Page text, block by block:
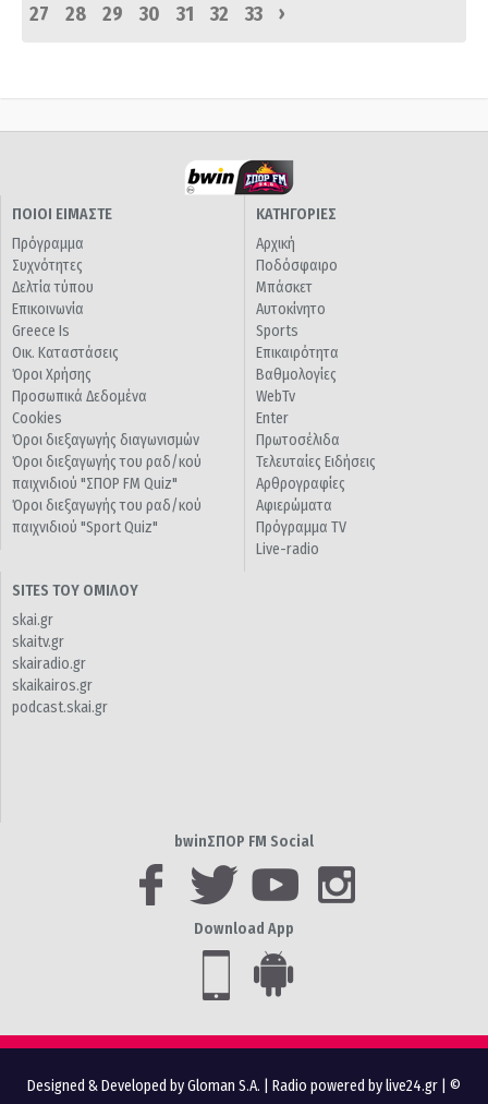
27
28 29 30 31 32 33 ›
ΠΟΙΟΙ ΕΙΜΑΣΤΕ
Πρόγραμμα
Συχνότητες
Δελτία τύπου
Επικοινωνία
Greece Is
Οικ. Καταστάσεις
Όροι Χρήσης
Προσωπικά Δεδομένα
Cookies
Όροι διεξαγωγής διαγωνισμών
Όροι διεξαγωγής του ραδ/κού
παιχνιδιού "ΣΠΟΡ FM Quiz"
Όροι διεξαγωγής του ραδ/κού
παιχνιδιού "Sport Quiz"
ΚΑΤΗΓΟΡΙΕΣ
Αρχική
Ποδόσφαιρο
Μπάσκετ
Αυτοκίνητο
Sports
Επικαιρότητα
Βαθμολογίες
WebTv
Enter
Πρωτοσέλιδα
Τελευταίες Ειδήσεις
Αρθρογραφίες
Αφιερώματα
Πρόγραμμα TV
Live-radio
SITES ΤΟΥ ΟΜΙΛΟΥ
skai.gr
skaitv.gr
skairadio.gr
skaikairos.gr
podcast.skai.gr
bwinΣΠΟΡ FM Social
Download App
Designed & Developed by Gloman S.A. Radio powered by live24.gr | ©